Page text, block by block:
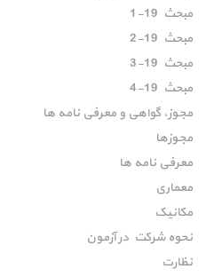
مبحث 19-1
مبحث 19-2
مبحث 19-3
مبحث 19-4
مجوز، گواهی و معرفی نامه ها
مجوزها
معرفی نامه ها
معماری
مکانیک
نحوه شرکت در آزمون
نظارت